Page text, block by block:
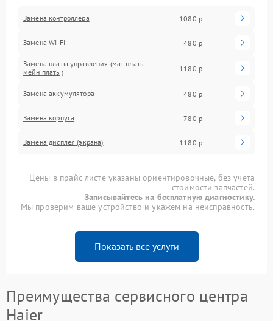
Замена контроллера 1080 р
Замена Wi-Fi 480 р
Замена платы управления (мат.платы,
мейн платы)
1180 р
Замена аккумулятора 480 р
Замена корпуса 780 р
Замена дисплея (экрана) 1180 р
Цены в прайс-листе указаны ориентировочные, без учета
стоимости запчастей.
Записывайтесь на бесплатную диагностику.
Мы проверим ваше устройство и укажем на неисправность.
Показать все услуги
Преимущества сервисного центра
Haier